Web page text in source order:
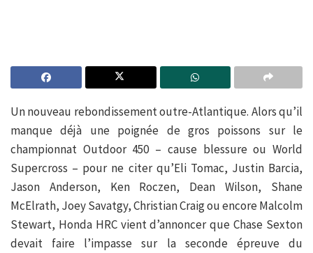
Un nouveau rebondissement outre-Atlantique. Alors qu’il
manque déjà une poignée de gros poissons sur le
championnat Outdoor 450 – cause blessure ou World
Supercross – pour ne citer qu’Eli Tomac, Justin Barcia,
Jason Anderson, Ken Roczen, Dean Wilson, Shane
McElrath, Joey Savatgy, Christian Craig ou encore Malcolm
Stewart, Honda HRC vient d’annoncer que Chase Sexton
devait faire l’impasse sur la seconde épreuve du